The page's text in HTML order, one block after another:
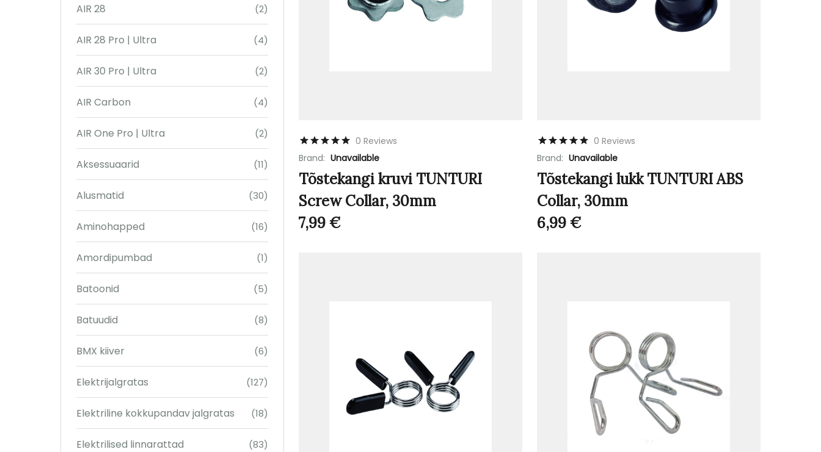
AIR 28 (2)
AIR 28 Pro | Ultra (4)
AIR 30 Pro | Ultra (2)
AIR Carbon (4)
AIR One Pro | Ultra (2)
Aksessuaarid (11)
Alusmatid (30)
Aminohapped (16)
Amordipumbad (1)
Batoonid (5)
Batuudid (8)
BMX kiiver (6)
Elektrijalgratas (127)
Elektriline kokkupandav jalgratas (18)
Elektrilised linnarattad (83)
0 Reviews
Brand: Unavailable
Tõstekangi kruvi TUNTURI
Screw Collar, 30mm
7,99€
0 Reviews
Brand: Unavailable
Tõstekangi lukk TUNTURI ABS
Collar, 30mm
6,99€